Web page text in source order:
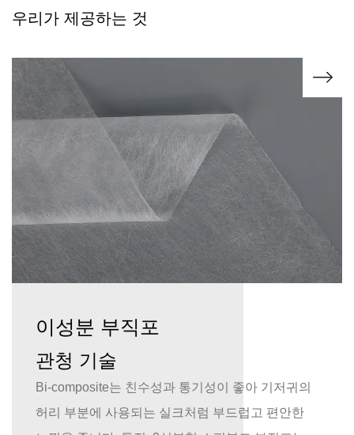
우리가 제공하는 것
이성분 부직포
관청 기술
Bi-composite는 친수성과 통기성이 좋아 기저귀의
허리 부분에 사용되는 실크처럼 부드럽고 편안한